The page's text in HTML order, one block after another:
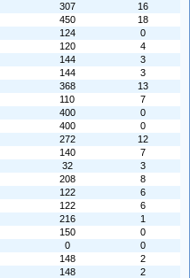
307
16
450
18
124
0
120
4
144
3
144
3
368
13
110
7
400
0
400
0
272
12
140
7
32
3
208
8
122
6
122
6
216
1
150
0
0
0
148
2
148
2